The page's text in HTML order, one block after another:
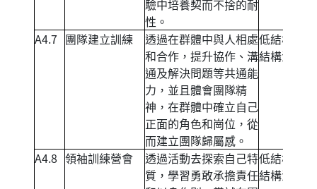
驗中培養契而不捨的耐
性。
A4.7 團隊建立訓練
透過在群體中與人相處
和合作，提升協作、溝
通及解決問題等共通能
力，並且體會團隊精
神，在群體中確立自己
正面的角色和崗位，從
而建立團隊歸屬感。
低結構及高
結構活動。
A4.8 領袖訓練營會
透過活動去探索自己特
質，學習勇敢承擔責任
低結構及高
結構活動。